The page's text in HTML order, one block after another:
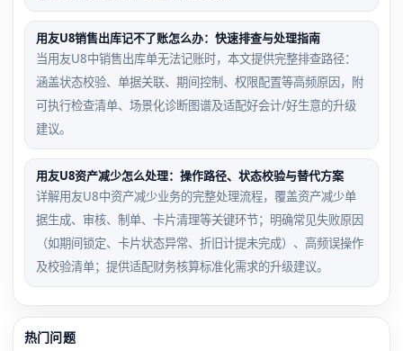
用友U8销售出库记不了账怎么办：快速排查与处理指南
当用友U8中销售出库单无法记账时，本文提供完整排查路径：
涵盖状态校验、单据关联、期间控制、权限配置等高频原因，附
可执行检查清单、场景化诊断图谱及适配好会计/好生意的升级
建议。
用友U8资产减少怎么处理：操作路径、状态校验与替代方案
详解用友U8中资产减少业务的完整处理流程，覆盖资产减少单
据生成、审核、制单、卡片清理等关键环节；明确常见失败原因
（如期间锁定、卡片状态异常、折旧计提未完成）、高频误操作
及校验清单；提供适配财务核算标准化需求的升级建议。
热门问题